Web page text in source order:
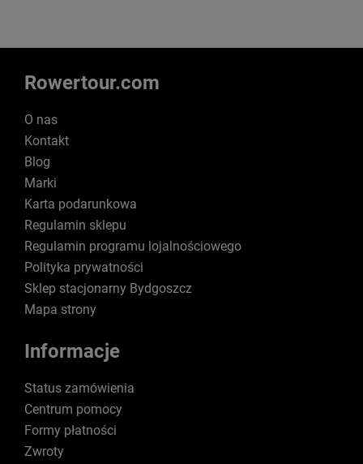
Rowertour.com
O nas
Kontakt
Blog
Marki
Karta podarunkowa
Regulamin sklepu
Regulamin programu lojalnościowego
Polityka prywatności
Sklep stacjonarny Bydgoszcz
Mapa strony
Informacje
Status zamówienia
Centrum pomocy
Formy płatności
Zwroty